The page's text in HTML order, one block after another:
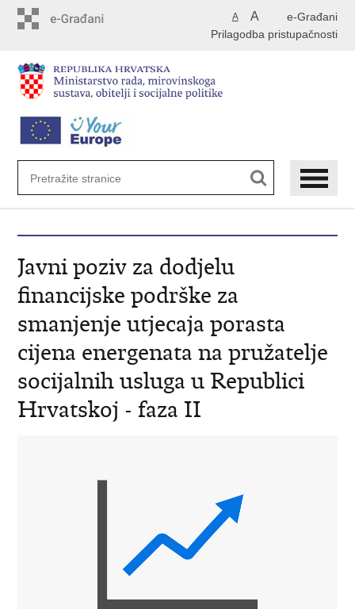
e-Građani
A A
Prilagodba pristupačnosti
Javni poziv za dodjelu
financijske podrške za
smanjenje utjecaja porasta
cijena energenata na pružatelje
socijalnih usluga u Republici
Hrvatskoj - faza II